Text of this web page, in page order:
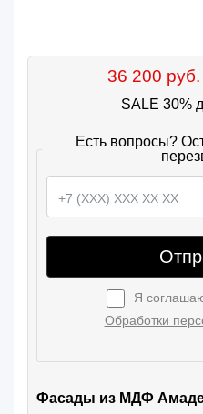
36 200 руб.
SALE 30%
Есть вопросы?
Я
Обработки
Фасады из МДФ